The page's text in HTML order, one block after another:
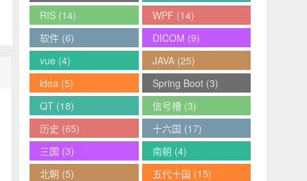
RIS (14) WPF (14)
软件 (6) DICOM (9)
vue (4) JAVA(25)
idea (5) Spring Boot(3)
QT (18) 信号槽(3)
历史 (65) 十六国 (17)
三国 (3) 南朝 (4)
北朝 (5) 五代十国 (15)